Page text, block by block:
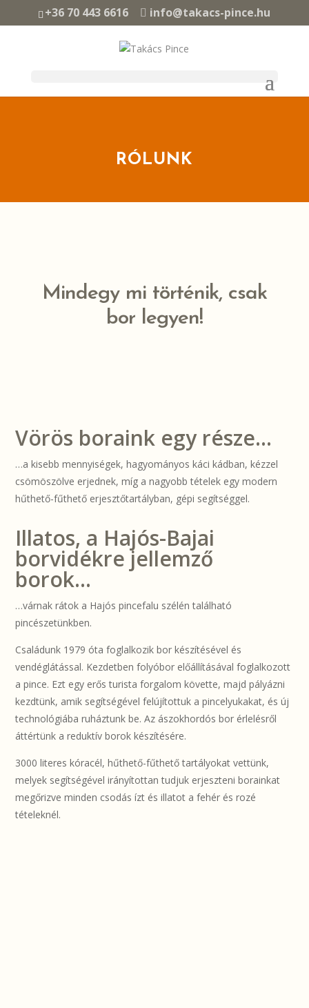
+36 70 443 6616 info@takacs-pince.hu
RÓLUNK
Mindegy mi történik, csak
bor legyen!
Vörös boraink egy része…
…a kisebb mennyiségek, hagyományos káci kádban, kézzel
csömöszölve erjednek, míg a nagyobb tételek egy modern
hűthető-fűthető erjesztőtartályban, gépi segítséggel.
Illatos, a Hajós-Bajai
borvidékre jellemző
borok…
…várnak rátok a Hajós pincefalu szélén található
pincészetünkben.
Családunk 1979 óta foglalkozik bor készítésével és
vendéglátással. Kezdetben folyóbor előállításával foglalkozott
a pince. Ezt egy erős turista forgalom követte, majd pályázni
kezdtünk, amik segítségével felújítottuk a pincelyukakat, és új
technológiába ruháztunk be. Az ászokhordós bor érlelésről
áttértünk a reduktív borok készítésére.
3000 literes kóracél, hűthető-fűthető tartályokat vettünk,
melyek segítségével irányítottan tudjuk erjeszteni borainkat
megőrizve minden csodás ízt és illatot a fehér és rozé
tételeknél.